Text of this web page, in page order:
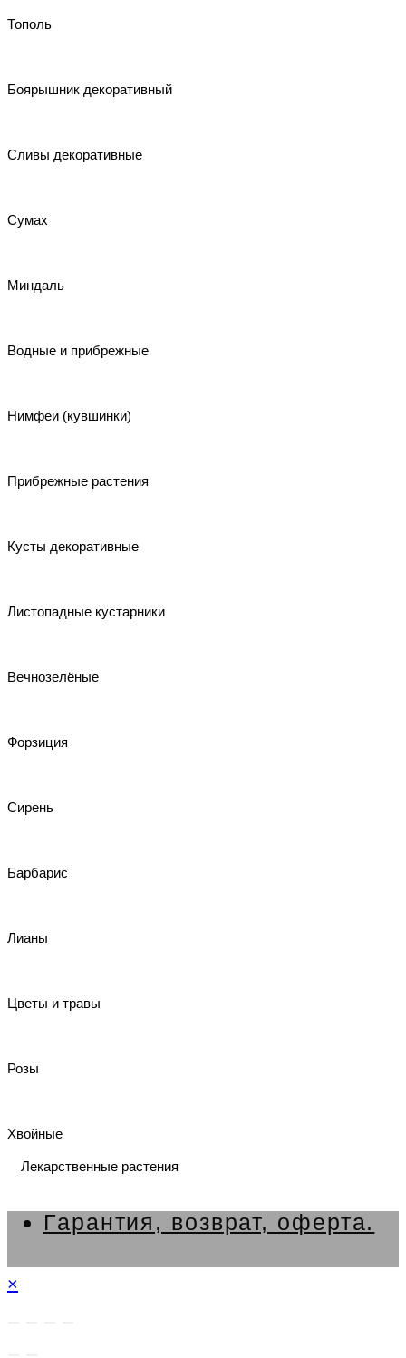
Тополь
Боярышник декоративный
Сливы декоративные
Сумах
Миндаль
Водные и прибрежные
Нимфеи (кувшинки)
Прибрежные растения
Кусты декоративные
Листопадные кустарники
Вечнозелёные
Форзиция
Сирень
Барбарис
Лианы
Цветы и травы
Розы
Хвойные
Лекарственные растения
Гарантия, возврат, оферта.
×